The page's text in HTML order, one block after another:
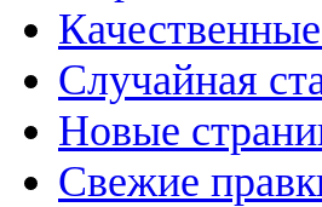
Случайная
Новые
Свежие